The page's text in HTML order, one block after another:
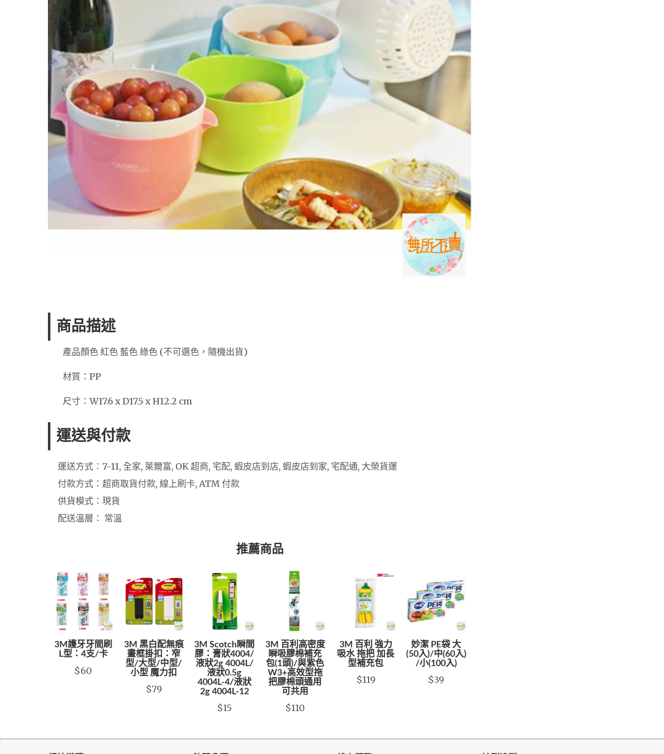
商品描述
產品顏色 紅色 藍色 綠色 (不可選色，隨機出貨)
材質：PP
尺寸：W17.6 x D17.5 x H12.2 cm
運送與付款
運送方式：7-11, 全家, 萊爾富, OK 超商, 宅配, 蝦皮店到店, 蝦皮店到家, 宅配通, 大榮貨運
付款方式：超商取貨付款, 線上刷卡, ATM 付款
供貨模式：現貨
配送溫層： 常溫
推薦商品
3M護牙牙間刷
L型：4支/卡
$60
3M 黑白配無痕
畫框掛扣：窄
型/大型/中型/
小型 魔力扣
$79
3M Scotch瞬間
膠：膏狀4004/
液狀2g 4004L/
液狀0.5g
4004L-4/液狀
2g 4004L-12
$15
3M 百利高密度
瞬吸膠棉補充
包(1頭)/與紫色
W3+高效型拖
把膠棉頭通用
可共用
$110
3M 百利 強力
吸水 拖把 加長
型補充包
$119
妙潔 PE袋 大
(50入)/中(60入)
/小(100入)
$39